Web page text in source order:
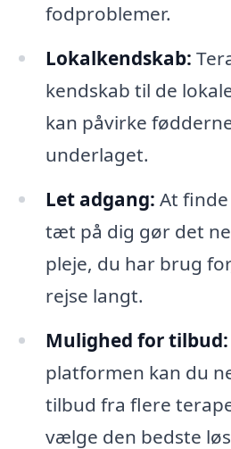
fodproblemer.
Lokalkendskab:
kendskab til de
kan påvirke
underlaget.
Let adgang: At
tæt på dig gør det
pleje, du har brug
rejse langt.
Mulighed for tilbud:
platformen kan du
tilbud fra flere
vælge den bedste